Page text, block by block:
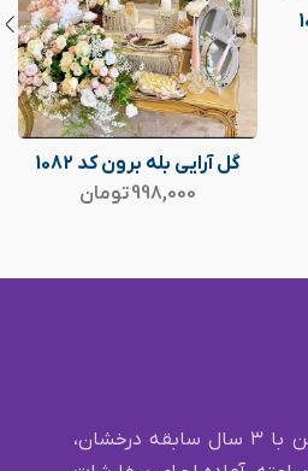
گل آرایی بله برون کد 1082
998,000تومان
روناک فلور، همراهی مطمئن با ۳ سال سابقه درخشان،